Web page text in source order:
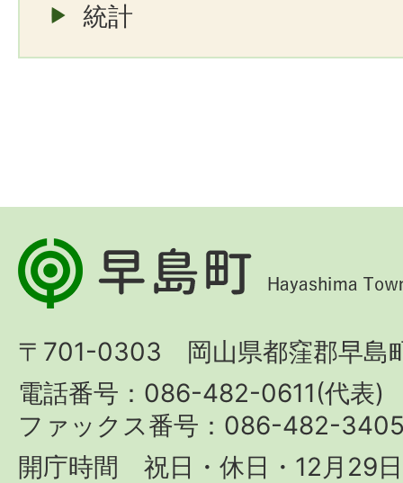
統計
早
島
Hayashima
Town
〒701-0303 岡山県都窪郡早島
電話番号：086-482-0611(代表)
ファックス番号：086-482-
開庁時間 祝日・休日・12月29